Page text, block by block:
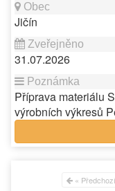
Jičín
31.07.2026
Příprava materiálu
výrobních výkresů
« Předchozí